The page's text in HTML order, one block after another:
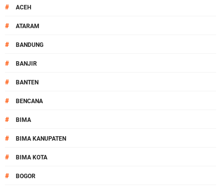
# ACEH
# ATARAM
# BANDUNG
# BANJIR
# BANTEN
# BENCANA
# BIMA
# BIMA KANUPATEN
# BIMA KOTA
# BOGOR